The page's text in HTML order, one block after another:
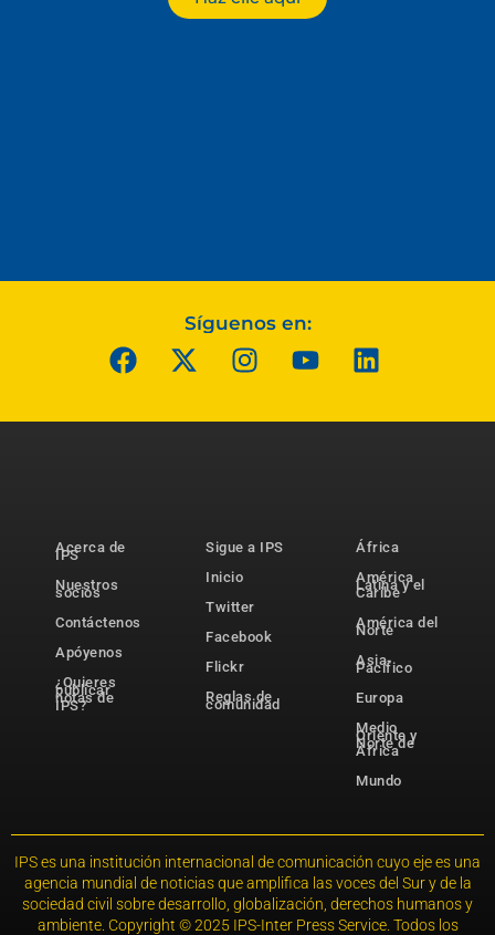
Síguenos en:
Acerca de
IPS
Nuestros
socios
Contáctenos
Apóyenos
¿Quieres
publicar
notas de
IPS?
Sigue a IPS
Inicio
Twitter
Facebook
Flickr
Reglas de
comunidad
África
América
Latina y el
Caribe
América del
Norte
Asia-
Pacífico
Europa
Medio
Oriente y
Norte de
África
Mundo
IPS es una institución internacional de comunicación cuyo eje es una
agencia mundial de noticias que amplifica las voces del Sur y de la
sociedad civil sobre desarrollo, globalización, derechos humanos y
ambiente. Copyright © 2025 IPS-Inter Press Service. Todos los